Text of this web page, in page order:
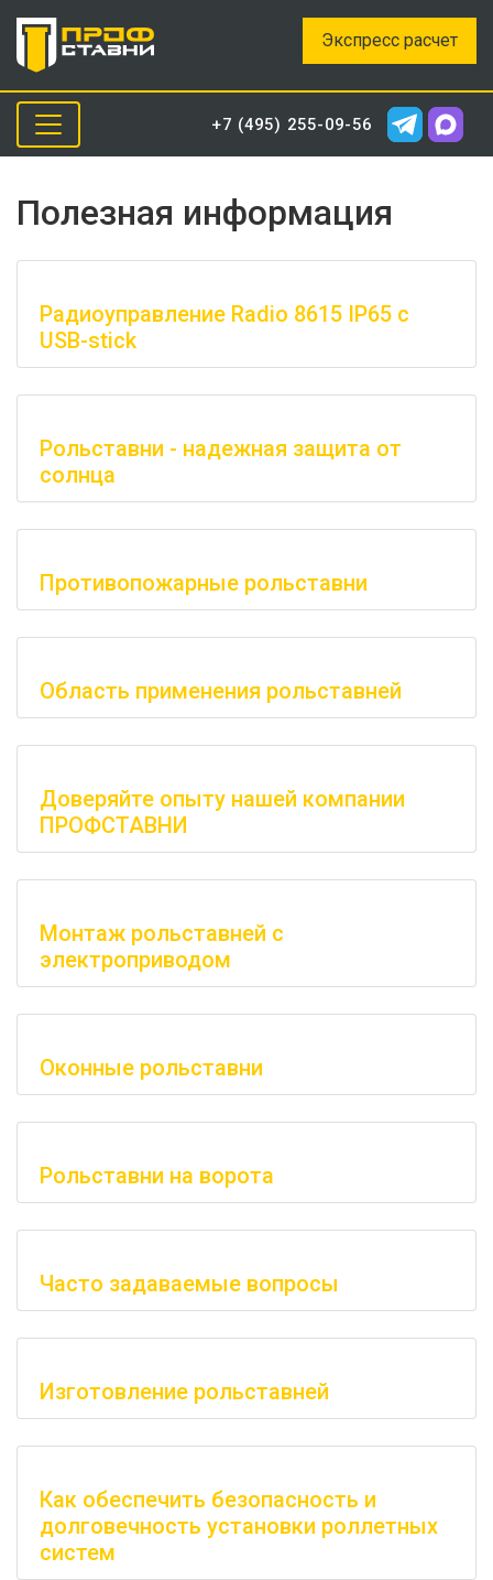
Экспресс расчет
+7 (495) 255-09-56
Полезная информация
Радиоуправление Radio 8615 IP65 с
USB-stick
Рольставни - надежная защита от
солнца
Противопожарные рольставни
Область применения рольставней
Доверяйте опыту нашей компании
ПРОФСТАВНИ
Монтаж рольставней с
электроприводом
Оконные рольставни
Рольставни на ворота
Часто задаваемые вопросы
Изготовление рольставней
Как обеспечить безопасность и
долговечность установки роллетных
систем